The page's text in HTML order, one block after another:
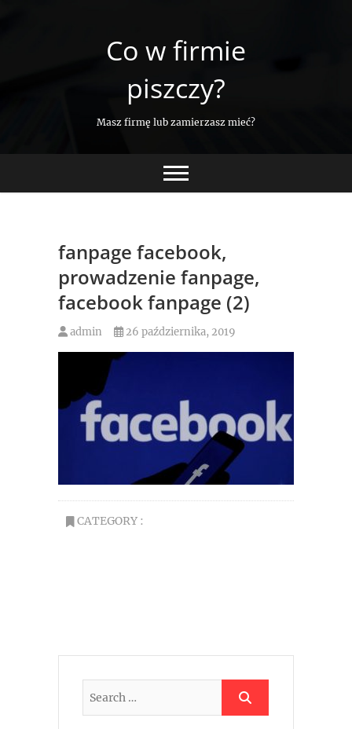
Co w firmie
piszczy?
Masz firmę lub zamierzasz mieć?
fanpage facebook,
prowadzenie fanpage,
facebook fanpage (2)
admin 26 października, 2019
CATEGORY :